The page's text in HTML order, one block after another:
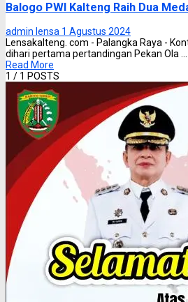
Balogo PWI Kalteng Raih Dua
admin lensa 1 Agustus 2024
Lensakalteng. com - Palangka Raya -
dihari pertama pertandingan Pekan Ola ...
Read More
1 / 1 POSTS